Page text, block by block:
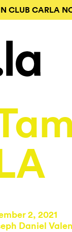
CLUB CARLA
2, 2021
Daniel